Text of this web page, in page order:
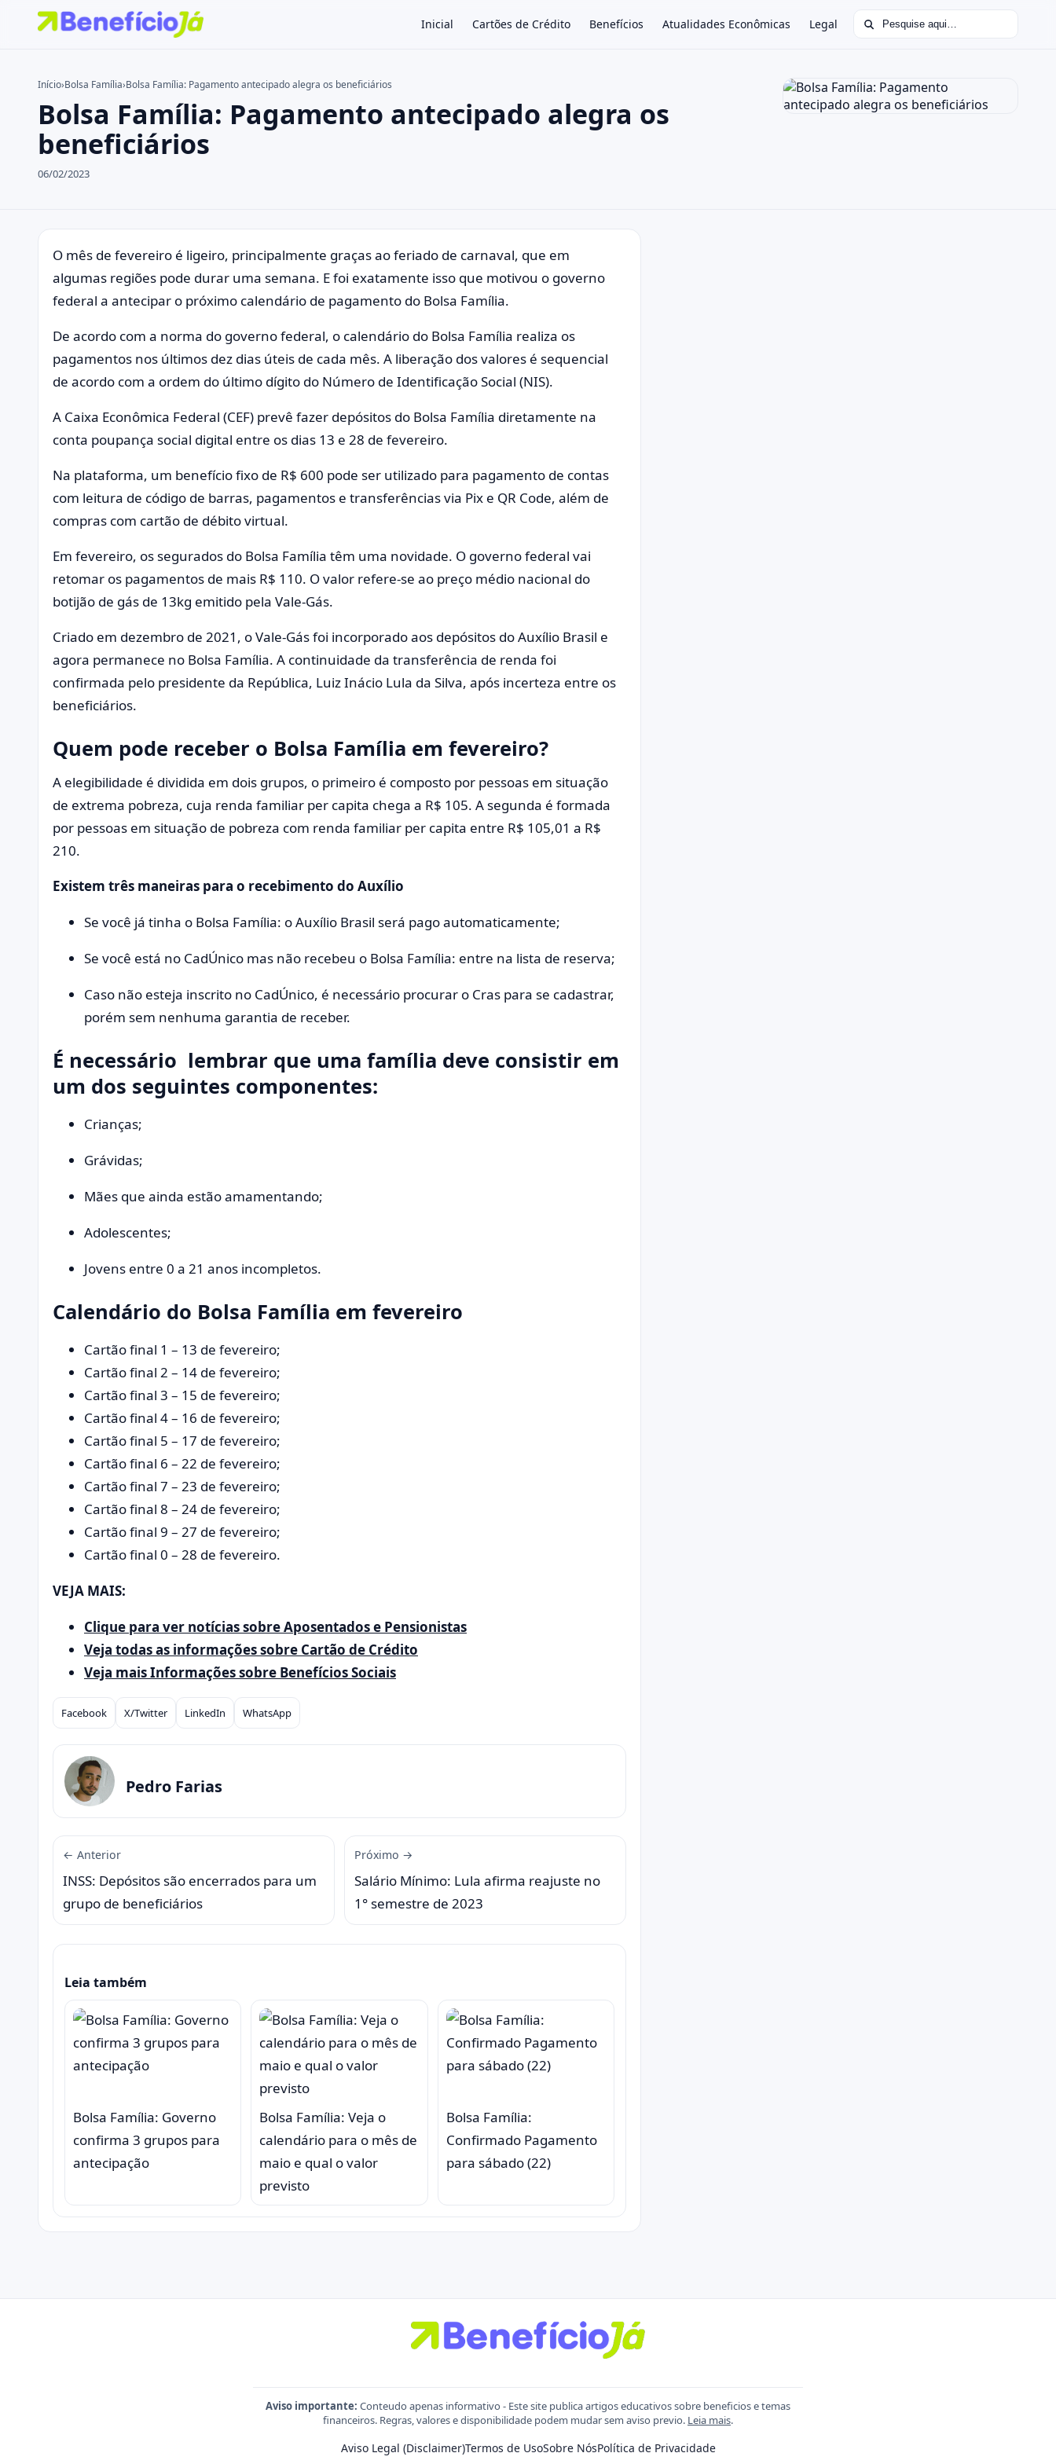
Inicial Cartões de Crédito Benefícios Atualidades Econômicas Legal Buscar por:
Buscar no site ×
Buscar por:
Pressione Enter para buscar ou ESC para fechar.
Início›Bolsa Família›Bolsa Família: Pagamento antecipado alegra os beneficiários
Bolsa Família: Pagamento antecipado alegra os
beneficiários
06/02/2023
O mês de fevereiro é ligeiro, principalmente graças ao feriado de carnaval, que em
algumas regiões pode durar uma semana. E foi exatamente isso que motivou o governo
federal a antecipar o próximo calendário de pagamento do Bolsa Família.
De acordo com a norma do governo federal, o calendário do Bolsa Família realiza os
pagamentos nos últimos dez dias úteis de cada mês. A liberação dos valores é sequencial
de acordo com a ordem do último dígito do Número de Identificação Social (NIS).
A Caixa Econômica Federal (CEF) prevê fazer depósitos do Bolsa Família diretamente na
conta poupança social digital entre os dias 13 e 28 de fevereiro.
Na plataforma, um benefício fixo de R$ 600 pode ser utilizado para pagamento de contas
com leitura de código de barras, pagamentos e transferências via Pix e QR Code, além de
compras com cartão de débito virtual.
Em fevereiro, os segurados do Bolsa Família têm uma novidade. O governo federal vai
retomar os pagamentos de mais R$ 110. O valor refere-se ao preço médio nacional do
botijão de gás de 13kg emitido pela Vale-Gás.
Criado em dezembro de 2021, o Vale-Gás foi incorporado aos depósitos do Auxílio Brasil e
agora permanece no Bolsa Família. A continuidade da transferência de renda foi
confirmada pelo presidente da República, Luiz Inácio Lula da Silva, após incerteza entre os
beneficiários.
Quem pode receber o Bolsa Família em fevereiro?
A elegibilidade é dividida em dois grupos, o primeiro é composto por pessoas em situação
de extrema pobreza, cuja renda familiar per capita chega a R$ 105. A segunda é formada
por pessoas em situação de pobreza com renda familiar per capita entre R$ 105,01 a R$
210.
Existem três maneiras para o recebimento do Auxílio
Se você já tinha o Bolsa Família: o Auxílio Brasil será pago automaticamente;
Se você está no CadÚnico mas não recebeu o Bolsa Família: entre na lista de reserva;
Caso não esteja inscrito no CadÚnico, é necessário procurar o Cras para se cadastrar,
porém sem nenhuma garantia de receber.
É necessário lembrar que uma família deve consistir em
um dos seguintes componentes:
Crianças;
Grávidas;
Mães que ainda estão amamentando;
Adolescentes;
Jovens entre 0 a 21 anos incompletos.
Calendário do Bolsa Família em fevereiro
Cartão final 1 – 13 de fevereiro;
Cartão final 2 – 14 de fevereiro;
Cartão final 3 – 15 de fevereiro;
Cartão final 4 – 16 de fevereiro;
Cartão final 5 – 17 de fevereiro;
Cartão final 6 – 22 de fevereiro;
Cartão final 7 – 23 de fevereiro;
Cartão final 8 – 24 de fevereiro;
Cartão final 9 – 27 de fevereiro;
Cartão final 0 – 28 de fevereiro.
VEJA MAIS:
Clique para ver notícias sobre Aposentados e Pensionistas
Veja todas as informações sobre Cartão de Crédito
Veja mais Informações sobre Benefícios Sociais
Compartilhar
Facebook X/Twitter LinkedIn WhatsApp
Pedro Farias
← Anterior
INSS: Depósitos são encerrados para um
grupo de beneficiários
Próximo →
Salário Mínimo: Lula afirma reajuste no
1° semestre de 2023
Leia também
Bolsa Família: Governo
confirma 3 grupos para
antecipação
Bolsa Família: Veja o
calendário para o mês de
maio e qual o valor
previsto
Bolsa Família:
Confirmado Pagamento
para sábado (22)
Aviso importante: Conteudo apenas informativo - Este site publica artigos educativos sobre beneficios e temas
financeiros. Regras, valores e disponibilidade podem mudar sem aviso previo. Leia mais.
Aviso Legal (Disclaimer)Termos de UsoSobre NósPolítica de Privacidade